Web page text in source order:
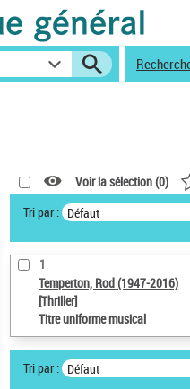
Voir la sélection (0)
Tri par : Défaut
1
Temperton, Rod (1947-2016)
[Thriller]
Titre uniforme musical
Tri par : Défaut